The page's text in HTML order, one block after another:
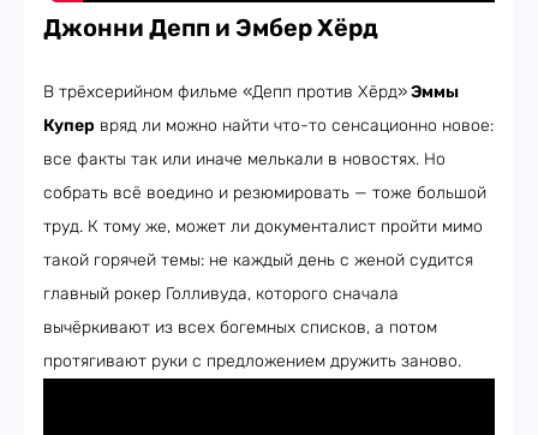
Джонни Депп и Эмбер Хёрд
В трёхсерийном фильме «Депп против Хёрд»Эммы
Купер вряд ли можно найти что-то сенсационно новое:
все факты так или иначе мелькали в новостях. Но
собрать всё воедино и резюмировать — тоже большой
труд. К тому же, может ли документалист пройти мимо
такой горячей темы: не каждый день с женой судится
главный рокер Голливуда, которого сначала
вычёркивают из всех богемных списков, а потом
протягивают руки с предложением дружить заново.